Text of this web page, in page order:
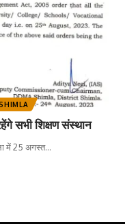
सभी शिक्षण संस्थान
में 25 अगस्त…